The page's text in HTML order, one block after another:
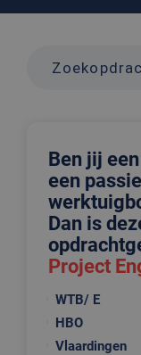
Ben jij
een
Dan is
Project
WTB/ E
HBO
Vlaardingen